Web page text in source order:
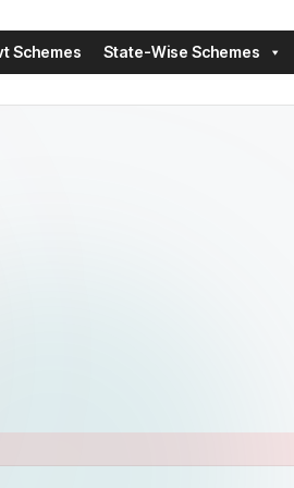
Schemes State-Wise Schemes